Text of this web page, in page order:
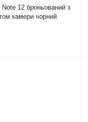
12 броньований з
камери чорний